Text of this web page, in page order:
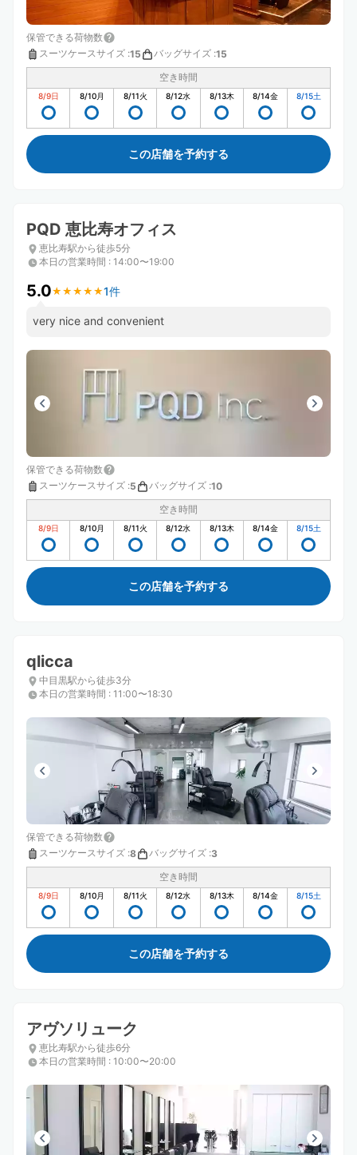
保管できる荷物数
スーツケースサイズ :15 バッグサイズ :15
空き時間
8/9日 8/10月 8/11火 8/12水 8/13木 8/14金 8/15土
この店舗を予約する
PQD 恵比寿オフィス
恵比寿駅から徒歩5分
本日の営業時間 : 14:00〜19:00
5.0★ ★ ★ ★ ★
★ ★ ★ ★ ★1件
very nice and convenient
保管できる荷物数
スーツケースサイズ :5 バッグサイズ :10
空き時間
8/9日 8/10月 8/11火 8/12水 8/13木 8/14金 8/15土
この店舗を予約する
qlicca
中目黒駅から徒歩3分
本日の営業時間 : 11:00〜18:30
保管できる荷物数
スーツケースサイズ :8 バッグサイズ :3
空き時間
8/9日 8/10月 8/11火 8/12水 8/13木 8/14金 8/15土
この店舗を予約する
アヴソリューク
恵比寿駅から徒歩6分
本日の営業時間 : 10:00〜20:00